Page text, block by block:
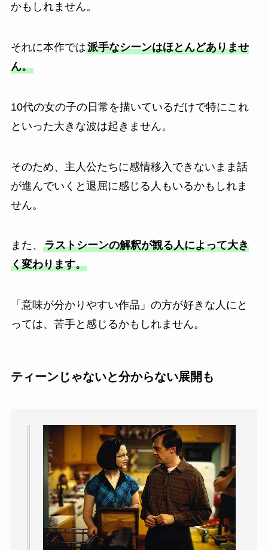
かもしれません。
それに本作では派手なシーンはほとんどありませ
ん。
10代の女の子の日常を描いているだけで特にこれ
といった大きな波は起きません。
そのため、主人公たちに感情移入できないまま話
が進んでいくと退屈に感じる人もいるかもしれま
せん。
また、 ラストシーンの解釈が観る人によって大き
く変わります。
「意味が分かりやすい作品」の方が好きな人にと
っては、苦手と感じるかもしれません。
ティーンじゃないと分からない展開も